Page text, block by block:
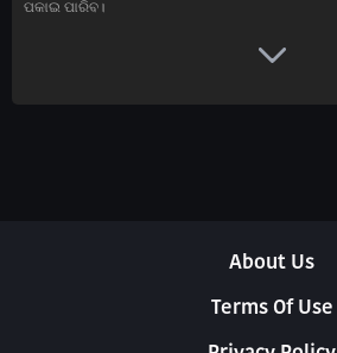
ପକାଇ ପାରିବ।
About Us
Terms Of Use